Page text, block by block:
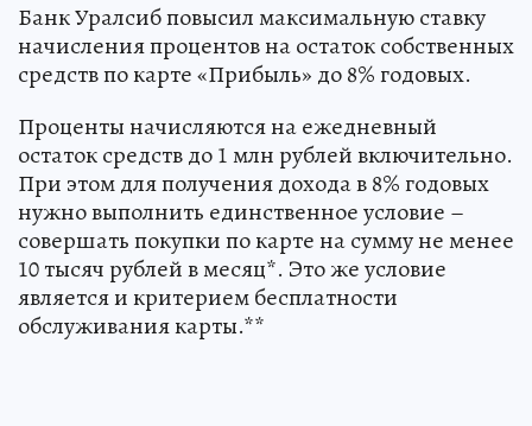
Банк Уралсиб повысил максимальную ставку
начисления процентов на остаток собственных
средств по карте «Прибыль» до 8% годовых.
Проценты начисляются на ежедневный
остаток средств до 1 млн рублей включительно.
При этом для получения дохода в 8% годовых
нужно выполнить единственное условие –
совершать покупки по карте на сумму не менее
10 тысяч рублей в месяц*. Это же условие
является и критерием бесплатности
обслуживания карты.**